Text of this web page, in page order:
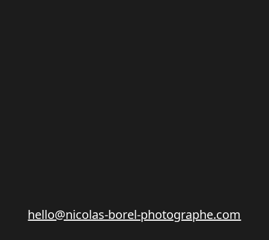
hello@nicolas-borel-photographe.com